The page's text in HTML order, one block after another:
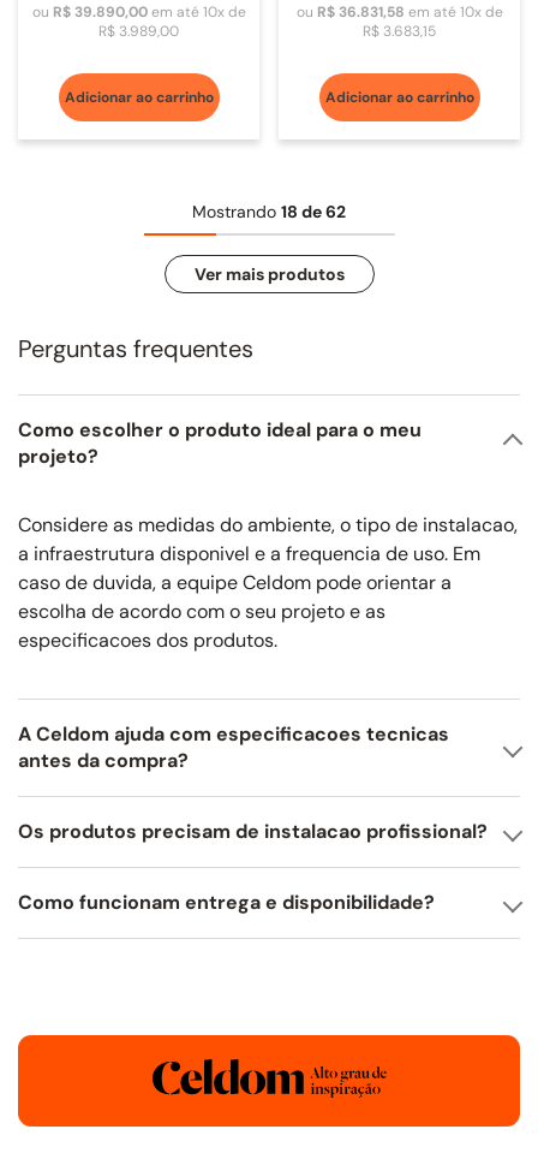
ou R$ 39.890,00em até10x de
R$ 3.989,00
Adicionar ao carrinho
ou R$ 36.831,58 em até10x de
R$ 3.683,15
Adicionar ao carrinho
Mostrando 18 de 62
Perguntas frequentes
Como escolher o produto ideal para o meu
projeto?
Considere as medidas do ambiente, o tipo de instalacao,
a infraestrutura disponivel e a frequencia de uso. Em
caso de duvida, a equipe Celdom pode orientar a
escolha de acordo com o seu projeto e as
especificacoes dos produtos.
A Celdom ajuda com especificacoes tecnicas
antes da compra?
Os produtos precisam de instalacao profissional?
Como funcionam entrega e disponibilidade?